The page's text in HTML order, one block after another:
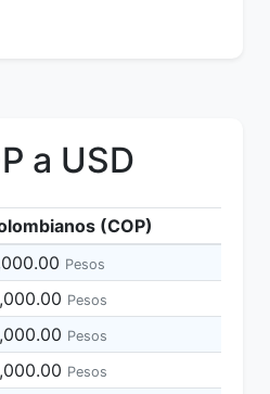
a USD
(COP)
Pesos
Pesos
Pesos
Pesos